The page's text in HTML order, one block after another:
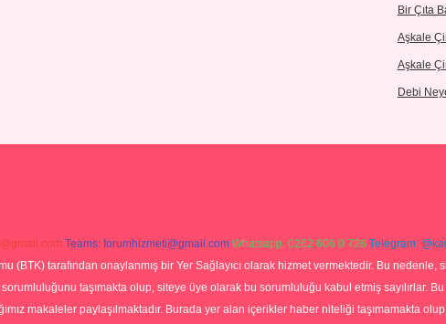
Bir Çıta
Aşkale
Aşkale
Debi
Teams: forumhizmeti@gmail.com Whatsapp: 0262 606 0 726 Telegram:
(BTK) tarafından onaylanmış bir Yer Sağlayıcı olarak hizmet vermektedir. Bu
taşımakta olup, siteye üye olarak bu sorumluluğu kabul etmiş sayılırlar.
makaleler paylaşılmaktadır. Burada yer alan içerikler haber niteliği taşımamakta